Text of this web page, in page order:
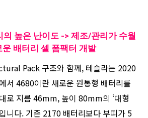
의 높은 난이도 -> 제조/관리가 수월
운 배터리 셀 폼팩터 개발
Pack 구조와 함께, 테슬라는 2020
서 4680이란 새로운 원통형 배터리를
로 지름 46mm, 높이 80mm의 ‘대형
니다. 기존 2170 배터리보다 부피가 5